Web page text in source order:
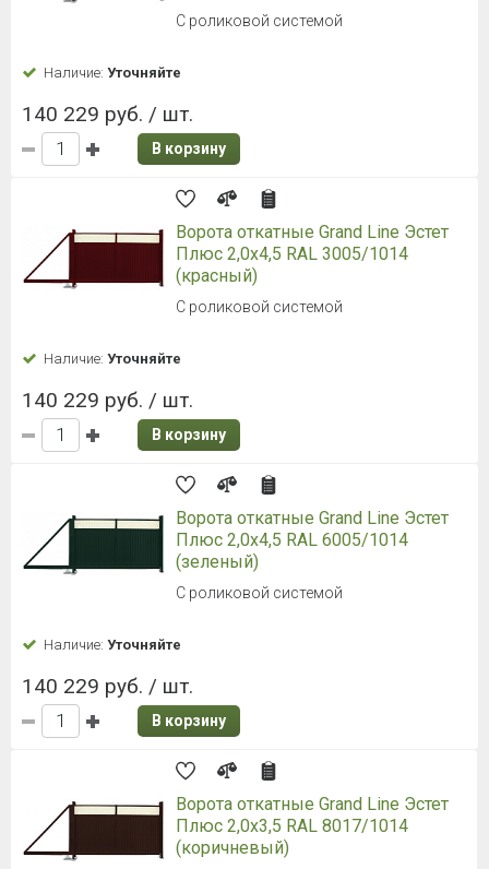
С роликовой системой
Наличие: Уточняйте
140 229 руб. / шт.
В корзину
Ворота откатные Grand Line Эстет
Плюс 2,0x4,5 RAL 3005/1014
(красный)
С роликовой системой
Наличие: Уточняйте
140 229 руб. / шт.
В корзину
Ворота откатные Grand Line Эстет
Плюс 2,0x4,5 RAL 6005/1014
(зеленый)
С роликовой системой
Наличие: Уточняйте
140 229 руб. / шт.
В корзину
Ворота откатные Grand Line Эстет
Плюс 2,0x3,5 RAL 8017/1014
(коричневый)